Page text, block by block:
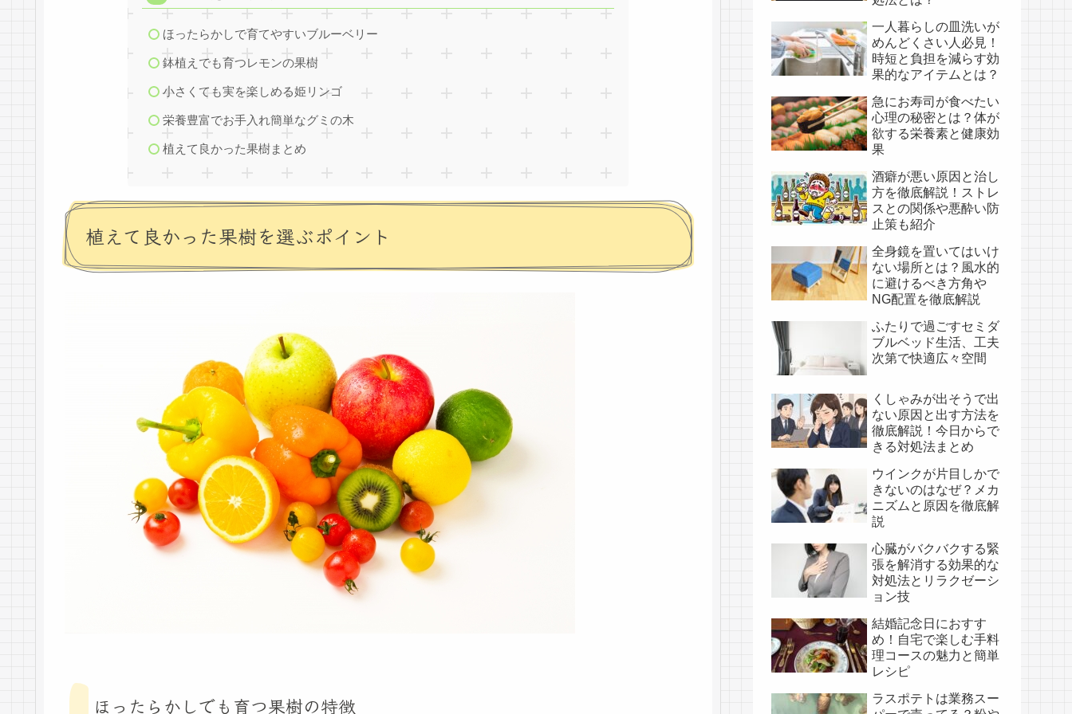
ほったらかしで育てやすいブルーベリー
鉢植えでも育つレモンの果樹
小さくても実を楽しめる姫リンゴ
栄養豊富でお手入れ簡単なグミの木
植えて良かった果樹まとめ
植えて良かった果樹を選ぶポイント
ほったらかしでも育つ果樹の特徴
一人暮らしの皿洗いが
めんどくさい人必見！
時短と負担を減らす効
果的なアイテムとは？
急にお寿司が食べたい
心理の秘密とは？体が
欲する栄養素と健康効
果
酒癖が悪い原因と治し
方を徹底解説！ストレ
スとの関係や悪酔い防
止策も紹介
全身鏡を置いてはいけ
ない場所とは？風水的
に避けるべき方角や
NG配置を徹底解説
ふたりで過ごすセミダ
ブルベッド生活、工夫
次第で快適広々空間
くしゃみが出そうで出
ない原因と出す方法を
徹底解説！今日からで
きる対処法まとめ
ウインクが片目しかで
きないのはなぜ？メカ
ニズムと原因を徹底解
説
心臓がバクバクする緊
張を解消する効果的な
対処法とリラクゼーシ
ョン技
結婚記念日におすす
め！自宅で楽しむ手料
理コースの魅力と簡単
レシピ
ラスポテトは業務スー